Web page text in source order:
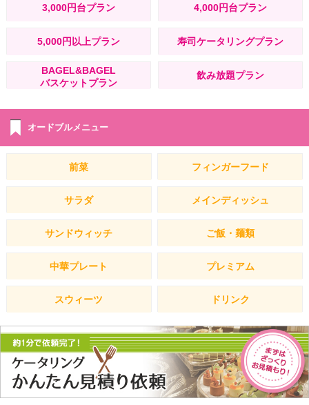
3,000円台プラン 4,000円台プラン
5,000円以上プラン 寿司ケータリングプラン
BAGEL&BAGEL
バスケットプラン
飲み放題プラン
オードブルメニュー
前菜 フィンガーフード
サラダ メインディッシュ
サンドウィッチ ご飯・麺類
中華プレート プレミアム
スウィーツ ドリンク